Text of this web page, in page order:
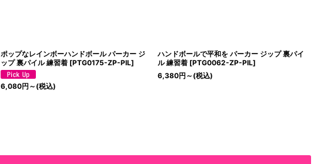
ポップなレインボーハンドボール パーカー ジ
ップ 裏パイル 練習着 [PTG0175-ZP-PIL]
6,080円 ～ (税込)
ハンドボールで平和を パーカー ジップ 裏パイ
ル 練習着 [PTG0062-ZP-PIL]
6,380円 ～ (税込)